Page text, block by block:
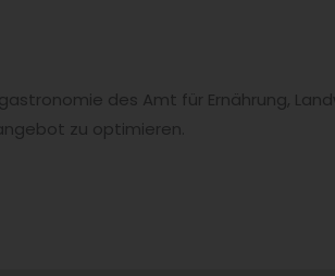
des Amt für Ernährung,
zu optimieren.